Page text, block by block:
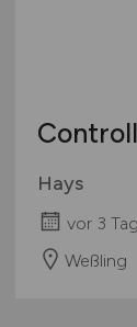
Hays
vor 3
Weßling